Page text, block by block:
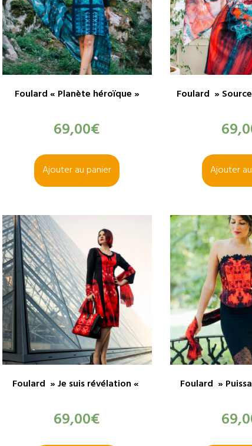
Foulard « Planète héroïque »
69,00€
Ajouter au panier
Foulard »
Ajouter
Foulard » Je suis révélation «
69,00€
Foulard »